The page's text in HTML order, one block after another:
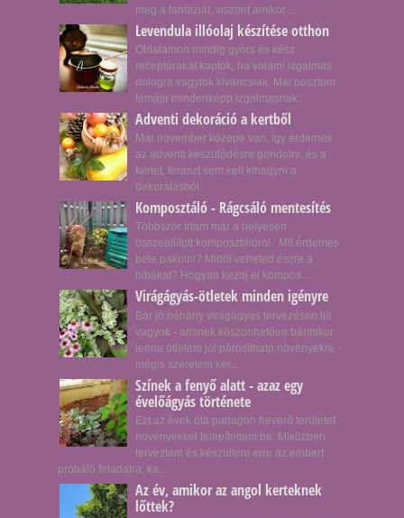
meg a fantáziát, viszont amikor ...
Levendula illóolaj készítése otthon
Oldalamon mindig gyors és kész
receptúrákat kaptok, ha valami izgalmas
dologra vagytok kíváncsiak. Mai posztom
témája mindenképp izgalmasnak...
Adventi dekoráció a kertből
Már november közepe van, így érdemes
az adventi készülődésre gondolni, és a
kertet, teraszt sem kell kihagyni a
dekorálásból.
Komposztáló - Rágcsáló mentesítés
Többször írtam már a helyesen
összeállított komposztálóról. Mit érdemes
bele pakolni? Miből veheted észre a
hibákat? Hogyan kezdj el kompos...
Virágágyás-ötletek minden igényre
Bár jó néhány virágágyás tervezésen túl
vagyok - aminek köszönhetően bármikor
lenne ötletem jól párosítható növényekre -
mégis szeretem ker...
Színek a fenyő alatt - azaz egy
évelőágyás története
Ezt az évek óta parlagon heverő területet
növényekkel telepítettem be. Miközben
terveztem és készültem erre az embert
próbáló feladatra, ka...
Az év, amikor az angol kerteknek
lőttek?